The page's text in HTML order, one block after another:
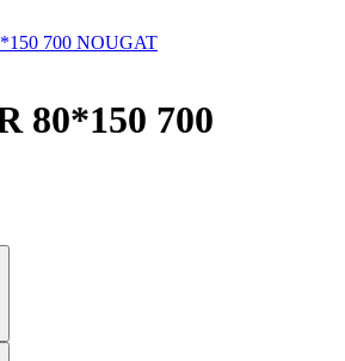
700 NOUGAT
80*150 700